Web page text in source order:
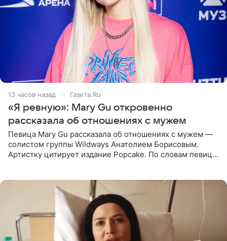
13 часов назад Газета.Ru
«Я ревную»: Mary Gu откровенно
рассказала об отношениях с мужем
Певица Mary Gu рассказала об отношениях с мужем —
солистом группы Wildways Анатолием Борисовым.
Артистку цитирует издание Popcake. По словам певицы,